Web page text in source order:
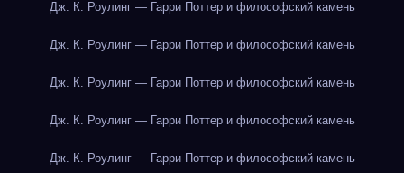
Дж. К. Роулинг — Гарри Поттер и философский камень
Дж. К. Роулинг — Гарри Поттер и философский камень
Дж. К. Роулинг — Гарри Поттер и философский камень
Дж. К. Роулинг — Гарри Поттер и философский камень
Дж. К. Роулинг — Гарри Поттер и философский камень